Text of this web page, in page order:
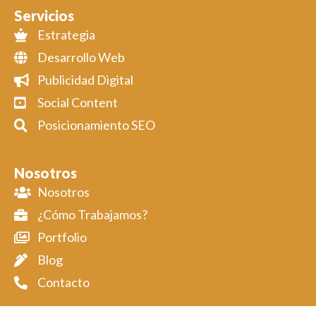
Servicios
Estrategia
Desarrollo Web
Publicidad Digital
Social Content
Posicionamiento SEO
Nosotros
Nosotros
¿Cómo Trabajamos?
Portfolio
Blog
Contacto